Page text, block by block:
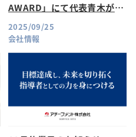
AWARD」にて代表青木が最
終審査員を務めました
会社情報
2025/09/25